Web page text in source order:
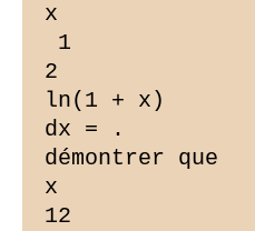
x
1
2
ln(1 + x)
dx = .
démontrer que
x
12